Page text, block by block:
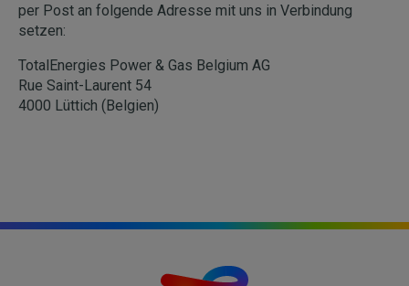
per Post an folgende Adresse mit uns in Verbindung
setzen:
TotalEnergies Power & Gas Belgium AG
Rue Saint-Laurent 54
4000 Lüttich (Belgien)